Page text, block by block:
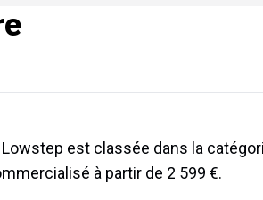
est classée dans la
à partir de 2 599 €.